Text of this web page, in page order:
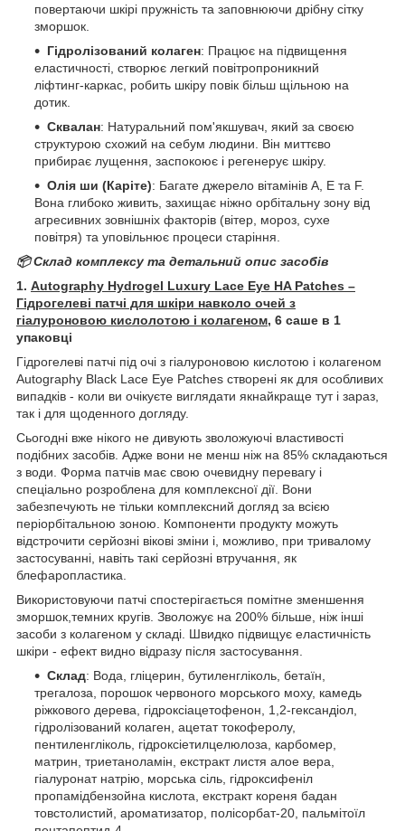
повертаючи шкірі пружність та заповнюючи дрібну сітку
зморшок.
Гідролізований колаген: Працює на підвищення
еластичності, створює легкий повітропроникний
ліфтинг-каркас, робить шкіру повік більш щільною на
дотик.
Сквалан: Натуральний пом'якшувач, який за своєю
структурою схожий на себум людини. Він миттєво
прибирає лущення, заспокоює і регенерує шкіру.
Олія ши (Каріте): Багате джерело вітамінів A, E та F.
Вона глибоко живить, захищає ніжно орбітальну зону від
агресивних зовнішніх факторів (вітер, мороз, сухе
повітря) та уповільнює процеси старіння.
📦 Склад комплексу та детальний опис засобів
1. Autography Hydrogel Luxury Lace Eye HA Patches –
Гідрогелеві патчі для шкіри навколо очей з
гіалуроновою кислолотою і колагеном, 6 саше в 1
упаковці
Гідрогелеві патчі під очі з гіалуроновою кислотою і колагеном
Autography Black Lace Eye Patches створені як для особливих
випадків - коли ви очікуєте виглядати якнайкраще тут і зараз,
так і для щоденного догляду.
Сьогодні вже нікого не дивують зволожуючі властивості
подібних засобів. Адже вони не менш ніж на 85% складаються
з води. Форма патчів має свою очевидну перевагу і
спеціально розроблена для комплексної дії. Вони
забезпечують не тільки комплексний догляд за всією
періорбітальною зоною. Компоненти продукту можуть
відстрочити серйозні вікові зміни і, можливо, при тривалому
застосуванні, навіть такі серйозні втручання, як
блефаропластика.
Використовуючи патчі спостерігається помітне зменшення
зморшок,темних кругів. Зволожує на 200% більше, ніж інші
засоби з колагеном у складі. Швидко підвищує еластичність
шкіри - ефект видно відразу після застосування.
Склад: Вода, гліцерин, бутиленгліколь, бетаїн,
трегалоза, порошок червоного морського моху, камедь
ріжкового дерева, гідроксіацетофенон, 1,2-гександіол,
гідролізований колаген, ацетат токоферолу,
пентиленгліколь, гідроксіетилцелюлоза, карбомер,
матрин, триетаноламін, екстракт листя алое вера,
гіалуронат натрію, морська сіль, гідроксифеніл
пропамідбензойна кислота, екстракт кореня бадан
товстолистий, ароматизатор, полісорбат-20, пальмітоїл